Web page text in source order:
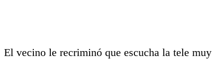
El vecino le recriminó que escucha la tele muy